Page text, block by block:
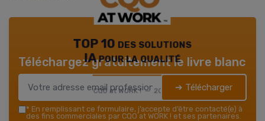
TOP 10 des solutions
IA pour la qualité
CQO at WORK ! — 2026
Téléchargez gratuitement le livre blanc
➔ Télécharger
* En remplissant ce formulaire, j’accepte d’être contacté(e) à
des fins commerciales par CQO at WORK ! et ses partenaires.